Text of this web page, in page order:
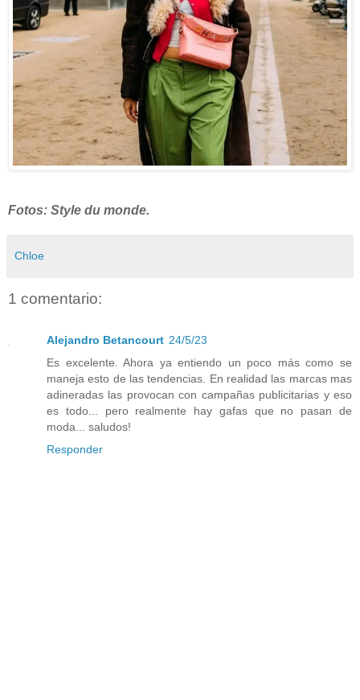
Fotos: Style du monde.
Chloe
1 comentario:
Alejandro Betancourt 24/5/23
Es excelente. Ahora ya entiendo un poco más como se
maneja esto de las tendencias. En realidad las marcas mas
adineradas las provocan con campañas publicitarias y eso
es todo... pero realmente hay gafas que no pasan de
moda... saludos!
Responder